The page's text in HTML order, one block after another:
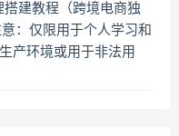
建教程（跨境电商独
：仅限用于个人学习和
产环境或用于非法用